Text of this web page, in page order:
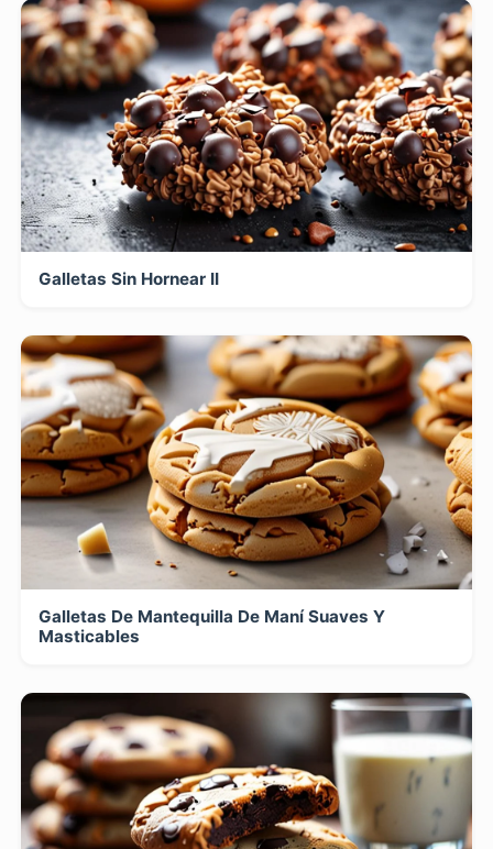
Galletas Sin Hornear II
Galletas De Mantequilla De Maní Suaves Y
Masticables